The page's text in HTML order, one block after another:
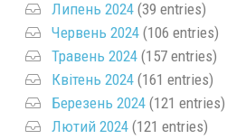
Липень 2024(39 entries)
Червень 2024(106 entries)
Травень 2024(157 entries)
Квітень 2024(161 entries)
Березень 2024(121 entries)
Лютий 2024(121 entries)